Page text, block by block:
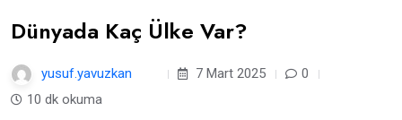
Dünyada Kaç Ülke Var?
yusuf.yavuzkan 7 Mart 2025
0
10 dk okuma